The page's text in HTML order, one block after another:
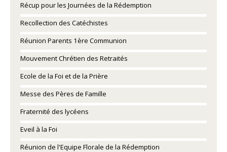
Récup pour les Journées de la Rédemption
Recollection des Catéchistes
Réunion Parents 1ère Communion
Mouvement Chrétien des Retraités
Ecole de la Foi et de la Prière
Messe des Pères de Famille
Fraternité des lycéens
Eveil à la Foi
Réunion de l'Equipe Florale de la Rédemption